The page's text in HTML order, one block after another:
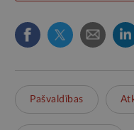
Pašvaldības